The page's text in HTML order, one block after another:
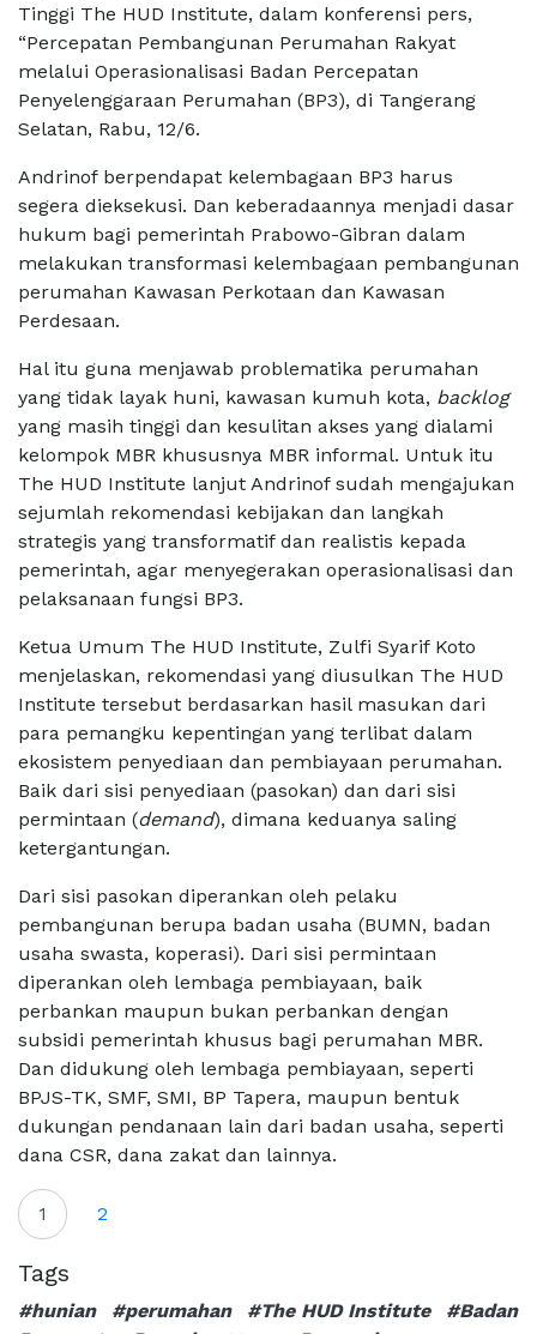
Tinggi The HUD Institute, dalam konferensi pers,
“Percepatan Pembangunan Perumahan Rakyat
melalui Operasionalisasi Badan Percepatan
Penyelenggaraan Perumahan (BP3), di Tangerang
Selatan, Rabu, 12/6.
Andrinof berpendapat kelembagaan BP3 harus
segera dieksekusi. Dan keberadaannya menjadi dasar
hukum bagi pemerintah Prabowo-Gibran dalam
melakukan transformasi kelembagaan pembangunan
perumahan Kawasan Perkotaan dan Kawasan
Perdesaan.
Hal itu guna menjawab problematika perumahan
yang tidak layak huni, kawasan kumuh kota, backlog
yang masih tinggi dan kesulitan akses yang dialami
kelompok MBR khususnya MBR informal. Untuk itu
The HUD Institute lanjut Andrinof sudah mengajukan
sejumlah rekomendasi kebijakan dan langkah
strategis yang transformatif dan realistis kepada
pemerintah, agar menyegerakan operasionalisasi dan
pelaksanaan fungsi BP3.
Ketua Umum The HUD Institute, Zulfi Syarif Koto
menjelaskan, rekomendasi yang diusulkan The HUD
Institute tersebut berdasarkan hasil masukan dari
para pemangku kepentingan yang terlibat dalam
ekosistem penyediaan dan pembiayaan perumahan.
Baik dari sisi penyediaan (pasokan) dan dari sisi
permintaan (demand), dimana keduanya saling
ketergantungan.
Dari sisi pasokan diperankan oleh pelaku
pembangunan berupa badan usaha (BUMN, badan
usaha swasta, koperasi). Dari sisi permintaan
diperankan oleh lembaga pembiayaan, baik
perbankan maupun bukan perbankan dengan
subsidi pemerintah khusus bagi perumahan MBR.
Dan didukung oleh lembaga pembiayaan, seperti
BPJS-TK, SMF, SMI, BP Tapera, maupun bentuk
dukungan pendanaan lain dari badan usaha, seperti
dana CSR, dana zakat dan lainnya.
1 2
Tags
#hunian #perumahan #The HUD Institute
#Badan